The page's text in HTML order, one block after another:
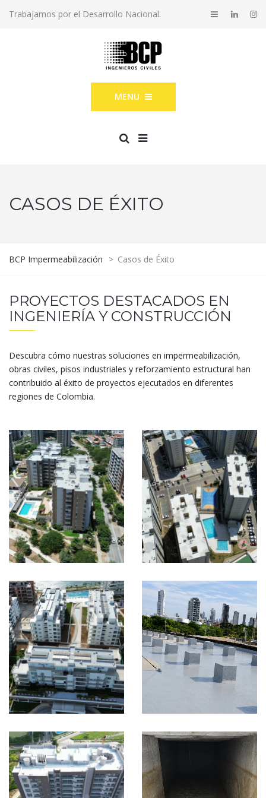
Trabajamos por el Desarrollo Nacional.
MENU
CASOS DE ÉXITO
BCP Impermeabilización > Casos de Éxito
PROYECTOS DESTACADOS EN
INGENIERÍA Y CONSTRUCCIÓN
Descubra cómo nuestras soluciones en impermeabilización,
obras civiles, pisos industriales y reforzamiento estructural han
contribuido al éxito de proyectos ejecutados en diferentes
regiones de Colombia.
IMPERMEABILIZACIÓN
Barranquilla,
Colombia
IMPERMEABILIZACIÓN
Etapa 1
IMPERMEABILIZACIÓN IMPERMEABILIZACIÓN